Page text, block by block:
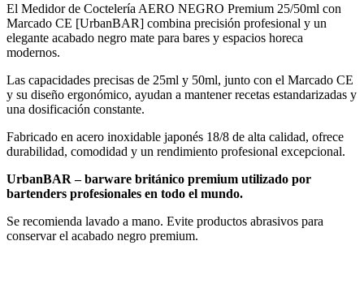
El Medidor de Coctelería AERO NEGRO Premium 25/50ml con
Marcado CE [UrbanBAR] combina precisión profesional y un
elegante acabado negro mate para bares y espacios horeca
modernos.
Las capacidades precisas de 25ml y 50ml, junto con el Marcado CE
y su diseño ergonómico, ayudan a mantener recetas estandarizadas y
una dosificación constante.
Fabricado en acero inoxidable japonés 18/8 de alta calidad, ofrece
durabilidad, comodidad y un rendimiento profesional excepcional.
UrbanBAR – barware británico premium utilizado por
bartenders profesionales en todo el mundo.
Se recomienda lavado a mano. Evite productos abrasivos para
conservar el acabado negro premium.